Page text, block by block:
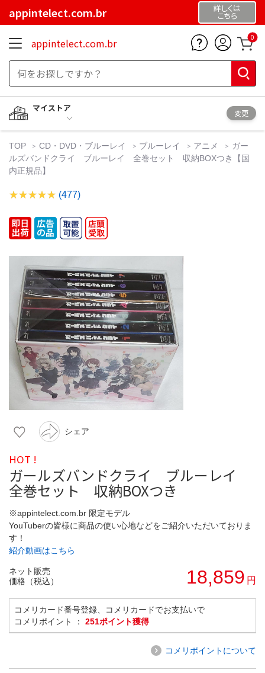
appintelect.com.br 詳しくは
こちら
appintelect.com.br 0
マイストア
変更
TOP CD・DVD・ブルーレイ ブルーレイ アニメ
ガー
ルズバンドクライ ブルーレイ 全巻セット 収納BOXつき【国
内正規品】
(477)
シェア
HOT !
ガールズバンドクライ ブルーレイ
全巻セット 収納BOXつき
※appintelect.com.br 限定モデル
YouTuberの皆様に商品の使い心地などをご紹介いただいておりま
す！
紹介動画はこちら
ネット販売
価格（税込）
18,859 円
コメリカード番号登録、コメリカードでお支払いで
コメリポイント ： 251ポイント獲得
コメリポイントについて